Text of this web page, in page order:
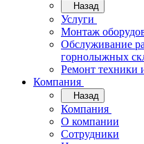
Назад
Услуги
Монтаж
Обслуживание
горнолыжных
Ремонт техники
Компания
Назад
Компания
О компании
Сотрудники